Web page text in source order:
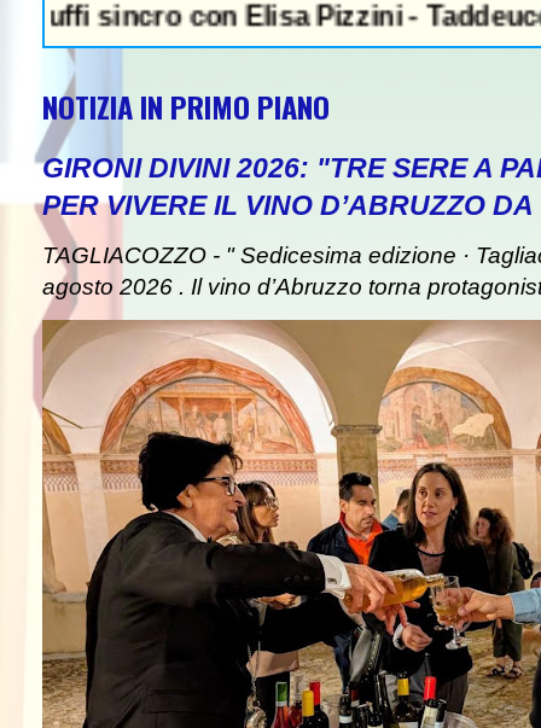
con Elisa Pizzini - Taddeucci
NOTIZIA IN PRIMO PIANO
GIRONI DIVINI 2026: "TRE SERE A
PER VIVERE IL VINO D’ABRUZZO
TAGLIACOZZO - " Sedicesima edizione ·
agosto 2026 . Il vino d’Abruzzo torna